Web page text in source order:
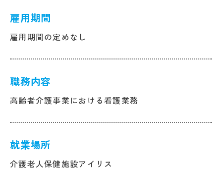
雇用期間
雇用期間の定めなし
職務内容
高齢者介護事業における看護業務
就業場所
介護老人保健施設アイリス